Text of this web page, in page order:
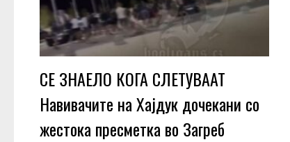
СЕ ЗНАЕЛО КОГА СЛЕТУВААТ
Навивачите на Хајдук дочекани со
жестока пресметка во Загреб